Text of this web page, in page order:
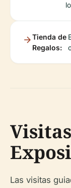
Tienda de
Regalos:
Las visitas